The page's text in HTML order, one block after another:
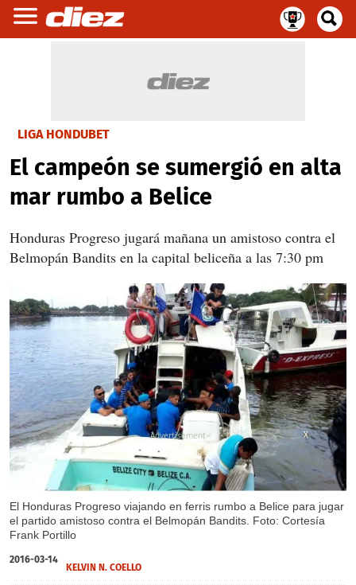
LIGA HONDUBET
El campeón se sumergió en alta
mar rumbo a Belice
Honduras Progreso jugará mañana un amistoso contra el
Belmopán Bandits en la capital beliceña a las 7:30 pm
El Honduras Progreso viajando en ferris rumbo a Belice para jugar
el partido amistoso contra el Belmopán Bandits. Foto: Cortesía
Frank Portillo
X
X
2016-03-14
KELVIN N. COELLO